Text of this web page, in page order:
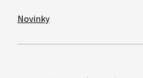
Novinky